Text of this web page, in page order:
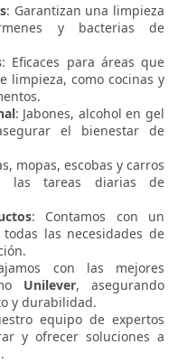
: Garantizan una limpieza
y bacterias de
: Eficaces para áreas que
limpieza, como cocinas y
: Jabones, alcohol en gel
el bienestar de
mopas, escobas y carros
las tareas diarias de
: Contamos con un
las necesidades de
con las mejores
Unilever, asegurando
y durabilidad.
equipo de expertos
y ofrecer soluciones a